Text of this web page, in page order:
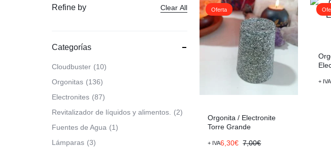
Oferta
Orgonita / Electronite
Torre Grande
7,00€
6,30€
+ IVA
+ IVA
Refine by Clear All
Categorías
Cloudbuster
10
Orgonitas
136
Electronites
87
Revitalizador de líquidos y alimentos.
2
Fuentes de Agua
1
Lámparas
3